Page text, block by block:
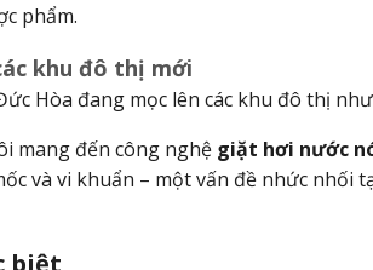
phẩm.
khu đô thị mới
Hòa đang mọc lên các khu đô thị
mang đến công nghệ giặt hơi nước
và vi khuẩn – một vấn đề nhức nhối
biệt